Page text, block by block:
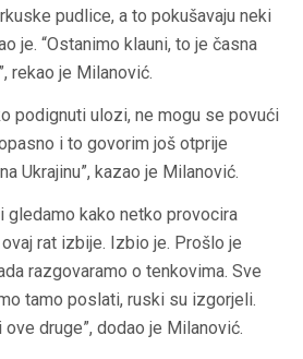
pudlice, a to pokušavaju neki
je. “Ostanimo klauni, to je časna
rekao je Milanović.
podignuti ulozi, ne mogu se povući
i to govorim još otprije
Ukrajinu”, kazao je Milanović.
gledamo kako netko provocira
rat izbije. Izbio je. Prošlo je
razgovaramo o tenkovima. Sve
tamo poslati, ruski su izgorjeli.
ove druge”, dodao je Milanović.